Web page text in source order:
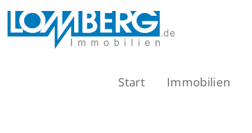
Zum
Inhalt
Start Immobilien